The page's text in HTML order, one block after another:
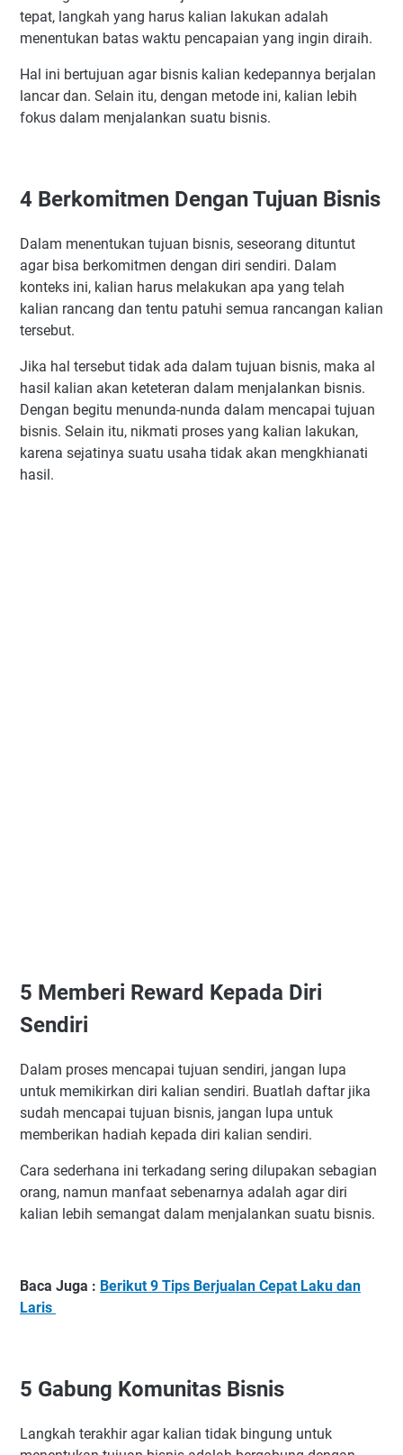
tepat, langkah yang harus kalian lakukan adalah
menentukan batas waktu pencapaian yang ingin diraih.
Hal ini bertujuan agar bisnis kalian kedepannya berjalan
lancar dan. Selain itu, dengan metode ini, kalian lebih
fokus dalam menjalankan suatu bisnis.
4 Berkomitmen Dengan Tujuan Bisnis
Dalam menentukan tujuan bisnis, seseorang dituntut
agar bisa berkomitmen dengan diri sendiri. Dalam
konteks ini, kalian harus melakukan apa yang telah
kalian rancang dan tentu patuhi semua rancangan kalian
tersebut.
Jika hal tersebut tidak ada dalam tujuan bisnis, maka al
hasil kalian akan keteteran dalam menjalankan bisnis.
Dengan begitu menunda-nunda dalam mencapai tujuan
bisnis. Selain itu, nikmati proses yang kalian lakukan,
karena sejatinya suatu usaha tidak akan mengkhianati
hasil.
5 Memberi Reward Kepada Diri
Sendiri
Dalam proses mencapai tujuan sendiri, jangan lupa
untuk memikirkan diri kalian sendiri. Buatlah daftar jika
sudah mencapai tujuan bisnis, jangan lupa untuk
memberikan hadiah kepada diri kalian sendiri.
Cara sederhana ini terkadang sering dilupakan sebagian
orang, namun manfaat sebenarnya adalah agar diri
kalian lebih semangat dalam menjalankan suatu bisnis.
Baca Juga : Berikut 9 Tips Berjualan Cepat Laku dan
Laris
5 Gabung Komunitas Bisnis
Langkah terakhir agar kalian tidak bingung untuk